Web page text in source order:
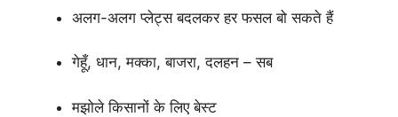
अलग-अलग प्लेट्स बदलकर हर फसल बो सकते हैं
गेहूँ, धान, मक्का, बाजरा, दलहन – सब
मझोले किसानों के लिए बेस्ट